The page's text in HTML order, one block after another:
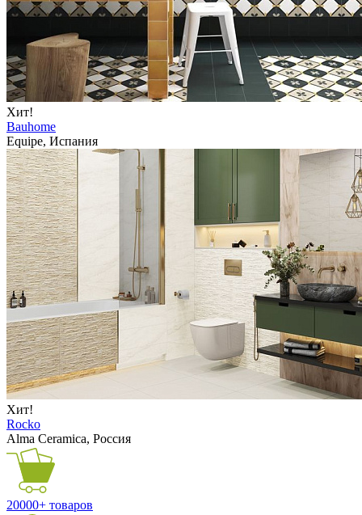
Хит!
Bauhome
Equipe, Испания
Хит!
Rocko
Alma Ceramica, Россия
20000+ товаров